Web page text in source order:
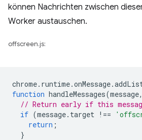
können Nachrichten zwischen
Worker austauschen.
offscreen.js:
chrome. runtime.onMessage.
function handleMessages(message,
// Return early if this
if (message. target !==
return ;
}